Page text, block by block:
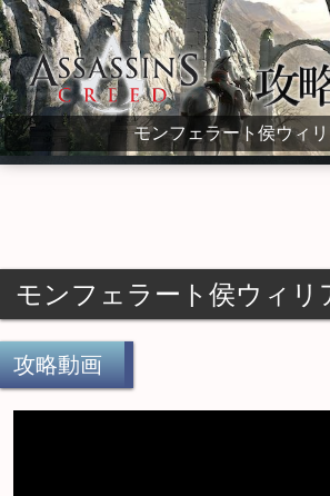
Assassin's Creed Wiki
モンフェラート侯ウィ
モンフェラート侯ウィリ
攻略動画